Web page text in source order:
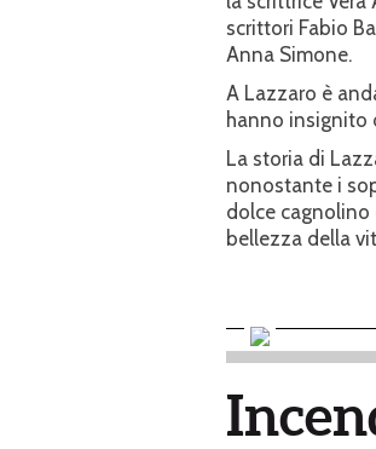
scrittori Fabio
Anna Simone.
A Lazzaro è
hanno insignito
La storia di
nonostante i
dolce cagnolino
bellezza della